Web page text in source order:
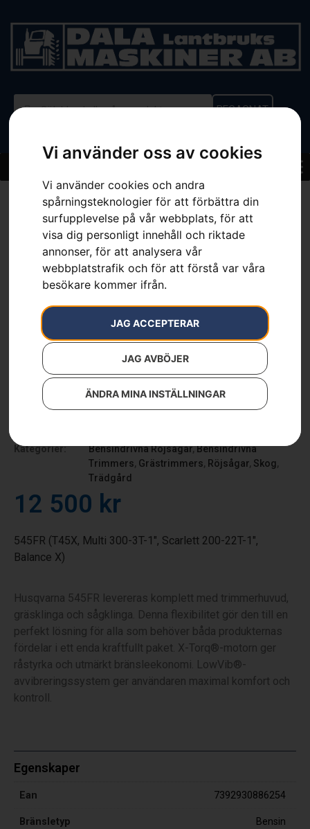
Vi använder oss av cookies
Vi använder cookies och andra
spårningsteknologier för att förbättra din
surfupplevelse på vår webbplats, för att
visa dig personligt innehåll och riktade
annonser, för att analysera vår
webbplatstrafik och för att förstå var våra
besökare kommer ifrån.
JAG ACCEPTERAR
JAG AVBÖJER
ÄNDRA MINA INSTÄLLNINGAR
BEGAGNAT
Sortiment » Husqvarna 545FR
Husqvarna 545FR
Kategorier:
Bensindrivna Röjsågar,Bensindrivna
Trimmers, Grästrimmers, Röjsågar, Skog,
Trädgård
12 500 kr
545FR (T45X, Multi 300-3T-1″, Scarlett 200-22T-1″,
Balance X)
Husqvarna 545FR levereras komplett med trimmerhuvud,
gräsklinga och sågklinga. Denna flexibilitet gör den till en
perfekt lösning för alla som behöver båda produkternas
fördelar i ett enda kraftfullt paket. X-Torq®-motorn ger
råstyrka och utmärkt bränsleekonomi. LowVib®-
avvibreringssystem ger användaren maximal komfort och
kontroll.
Egenskaper
Ean 7392930886254
Bränsletyp Bensin